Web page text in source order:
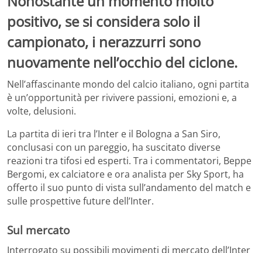
positivo, se si considera solo il
campionato, i nerazzurri sono
nuovamente nell’occhio del ciclone.
Nell’affascinante mondo del calcio italiano, ogni partita
è un’opportunità per rivivere passioni, emozioni e, a
volte, delusioni.
La partita di ieri tra l’Inter e il Bologna a San Siro,
conclusasi con un pareggio, ha suscitato diverse
reazioni tra tifosi ed esperti. Tra i commentatori, Beppe
Bergomi, ex calciatore e ora analista per Sky Sport, ha
offerto il suo punto di vista sull’andamento del match e
sulle prospettive future dell’Inter.
Sul mercato
Interrogato su possibili movimenti di mercato dell’Inter